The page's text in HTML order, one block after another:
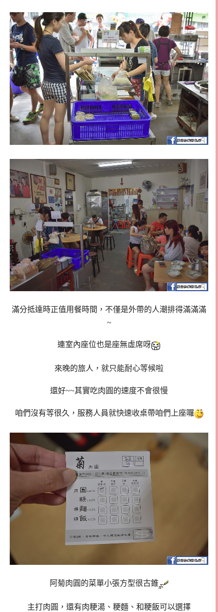
滿分抵達時正值用餐時間，不僅是外帶的人潮排得滿滿滿
~
連室內座位也是座無虛席呀
來晚的旅人，就只能耐心等候啦
還好~~其實吃肉圓的速度不會很慢
咱們沒有等很久，服務人員就快速收桌帶咱們上座囉
阿菊肉圓的菜單小張方型很古錐
主打肉圓，還有肉粳湯、粳麵、和粳飯可以選擇